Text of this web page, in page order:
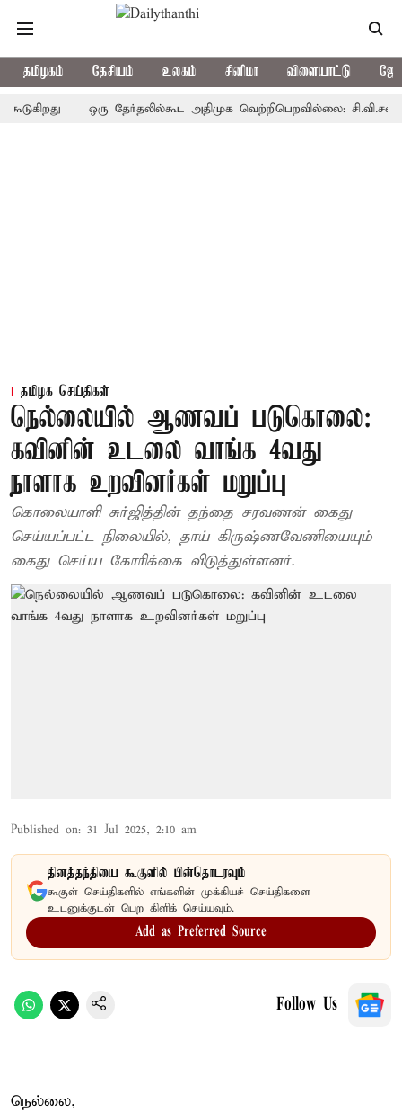
தமிழகம் தேசியம் உலகம் சினிமா விளையாட்டு
ஒரு தேர்தலில்கூட அதிமுக வெற்றிபெறவில்லை: சி.வி.சண்முகம்
தமிழக செய்திகள்
நெல்லையில் ஆணவப் படுகொலை:
கவினின் உடலை வாங்க 4வது
நாளாக உறவினர்கள் மறுப்பு
கொலையாளி சுர்ஜித்தின் தந்தை சரவணன் கைது
செய்யப்பட்ட நிலையில், தாய் கிருஷ்ணவேணியையும்
கைது செய்ய கோரிக்கை விடுத்துள்ளனர்.
Published on: 31 Jul 2025, 2:10 am
தினத்தந்தியை கூகுளில் பின்தொடரவும்
கூகுள் செய்திகளில் எங்களின் முக்கியச் செய்திகளை
உடனுக்குடன் பெற கிளிக் செய்யவும்.
Add as Preferred Source
Follow Us
நெல்லை,